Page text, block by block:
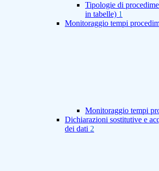
Tipologie di
in tabelle) 1
Monitoraggio tempi
Monitoraggio tempi
Dichiarazioni sostitutive e
dei dati 2